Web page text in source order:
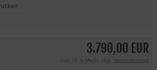
3.790,00 EUR
inkl. 19 % MwSt. zzgl. Versandkosten